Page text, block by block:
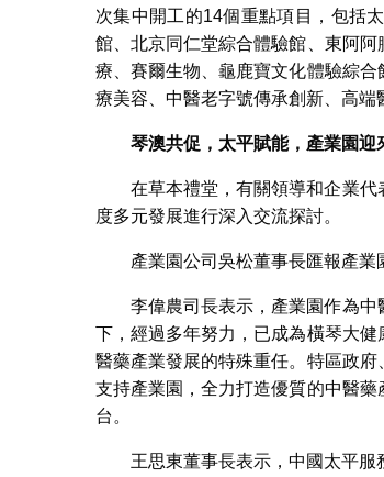
次集中開工的14個重點項目，包括
館、北京同仁堂綜合體驗館、東阿
療、賽爾生物、龜鹿寶文化體驗綜
療美容、中醫老字號傳承創新、高端
琴澳共促，太平賦能，產業園迎
在草本禮堂，有關領導和企業
度多元發展進行深入交流探討。
產業園公司吳松董事長匯報產業
李偉農司長表示，產業園作為
下，經過多年努力，已成為橫琴大
醫藥產業發展的特殊重任。特區政
支持產業園，全力打造優質的中醫
台。
王思東董事長表示，中國太平